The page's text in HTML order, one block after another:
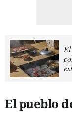
El pueblo